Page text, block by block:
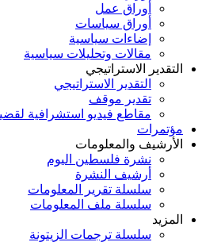
أوراق عمل
أوراق سياسات
إضاءات سياسية
مقالات وتحليلات سياسية
التقدير الاستراتيجي
التقدير الاستراتيجي
تقدير موقف
مقاطع فيديو استشرافية لقضية
مؤتمرات
الأرشيف والمعلومات
نشرة فلسطين اليوم
أرشيف النشرة
سلسلة تقرير المعلومات
سلسلة ملف المعلومات
المزيد
سلسلة ترجمات الزيتونة